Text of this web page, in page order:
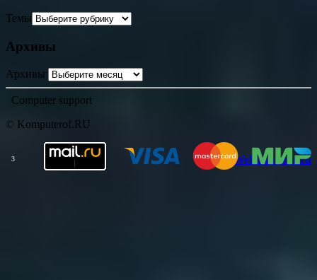
Темы
Архивы
Архивы
Computer support
© Komputerof.RU
Webmasterof.ru